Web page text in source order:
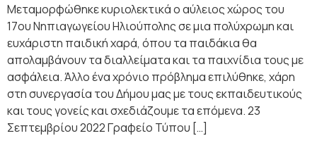
Μεταμορφώθηκε κυριολεκτικά ο αύλειος χώρος του
17ου Νηπιαγωγείου Ηλιούπολης σε μια πολύχρωμη και
ευχάριστη παιδική χαρά, όπου τα παιδάκια θα
απολαμβάνουν τα διαλλείματα και τα παιχνίδια τους με
ασφάλεια. Άλλο ένα χρόνιο πρόβλημα επιλύθηκε, χάρη
στη συνεργασία του Δήμου μας με τους εκπαιδευτικούς
και τους γονείς και σχεδιάζουμε τα επόμενα. 23
Σεπτεμβρίου 2022 Γραφείο Τύπου […]